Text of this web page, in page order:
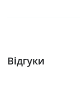
Відгуки